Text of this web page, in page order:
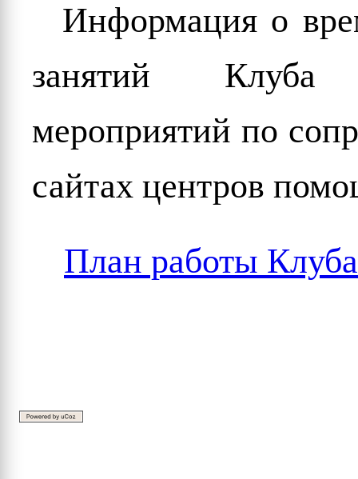
Информация о
занятий Клуба
мероприятий по
сайтах центров
План работы